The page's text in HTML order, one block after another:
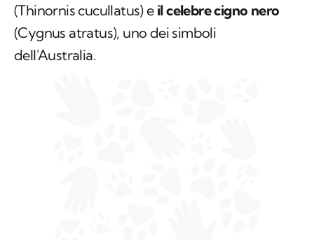
(Thinornis cucullatus) e il celebre cigno nero
(Cygnus atratus), uno dei simboli
dell'Australia.